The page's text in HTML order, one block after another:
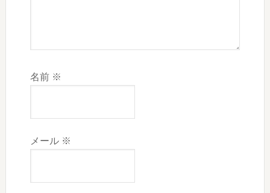
名前 ※
メール ※